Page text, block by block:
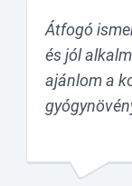
Átfogó
és jól
ajánlom a